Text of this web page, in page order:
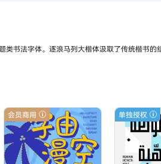
书法字体。逐浪马列大楷体汲取了传统楷书
会员商用 单独授权